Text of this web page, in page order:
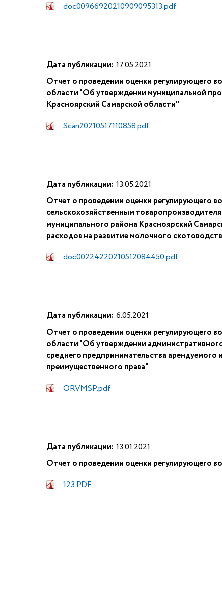
doc00966920210909095313.pdf
Дата публикации: 17.05.2021
Отчет о проведении оценки регулирующего
области "Об утверждении муниципальной
Красноярский Самарской области"
Scan20210517110858.pdf
Дата публикации: 13.05.2021
Отчет о проведении оценки регулирующего
сельскохозяйственным
муниципального района Красноярский
расходов на развитие молочного
doc00224220210512084450.pdf
Дата публикации: 6.05.2021
Отчет о проведении оценки регулирующего
области "Об утверждении
среднего предпринимательства
преимущественного права"
ORVMSP.pdf
Дата публикации: 13.01.2021
Отчет о проведении оценки регулирующего
123.PDF